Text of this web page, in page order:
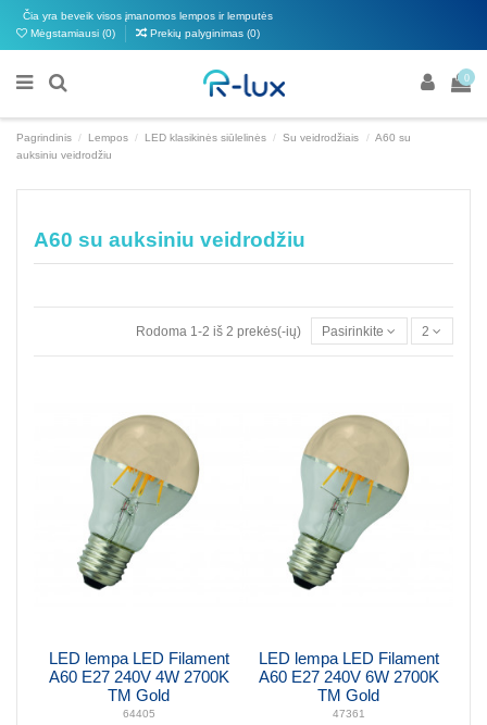
Čia yra beveik visos įmanomos lempos ir lemputės
Mėgstamiausi (0) Prekių palyginimas (0)
0
Pagrindinis Lempos LED klasikinės siūlelinės Su veidrodžiais
A60 su
auksiniu veidrodžiu
A60 su auksiniu veidrodžiu
Rodoma 1-2 iš 2 prekės(-ių) Pasirinkite 2
LED lempa LED Filament
A60 E27 240V 4W 2700K
TM Gold
64405
LED lempa LED Filament
A60 E27 240V 6W 2700K
TM Gold
47361